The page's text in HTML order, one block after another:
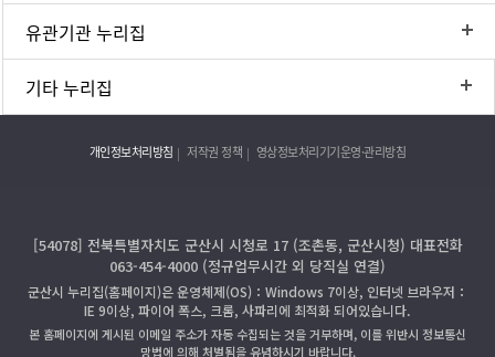
유관기관 누리집
기타 누리집
개인정보처리방침 저작권 정책 영상정보처리기기운영·관리방침
[54078] 전북특별자치도 군산시 시청로 17 (조촌동, 군산시청) 대표전화
063-454-4000 (정규업무시간 외 당직실 연결)
군산시 누리집(홈페이지)은 운영체제(OS)：Windows 7이상, 인터넷 브라우저：
IE 9이상, 파이어 폭스, 크롬, 사파리에 최적화 되어있습니다.
본 홈페이지에 게시된 이메일 주소가 자동 수집되는 것을 거부하며, 이를 위반시 정보통신
망법에 의해 처벌됨을 유념하시기 바랍니다.